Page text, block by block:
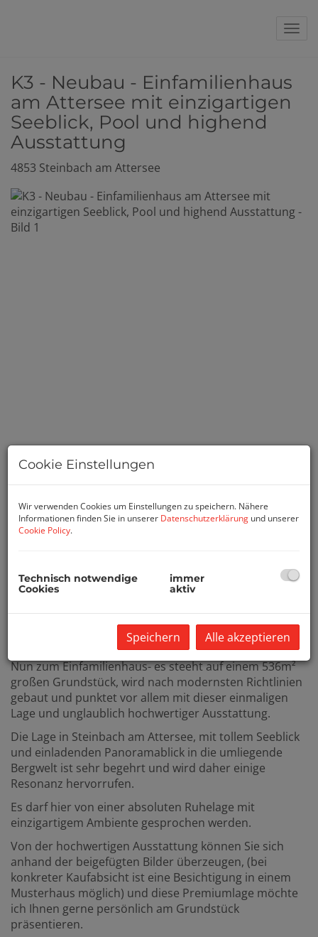
K3 - Neubau - Einfamilienhaus
am Attersee mit einzigartigen
Seeblick, Pool und highend
Ausstattung
4853 Steinbach am Attersee
Beschreibung
Ich darf Ihnen hier ein Projekt der Superlative
vorstellen.
Das Projekt besteht aus einem Einfamilienhaus und auf
dem Nachbargrundstück wird ein Objekt mit drei
Wohneinheiten errichtet.
Nun zum Einfamilienhaus- es steeht auf einem 536m²
großen Grundstück, wird nach modernsten Richtlinien
gebaut und punktet vor allem mit dieser einmaligen
Lage und unglaublich hochwertiger Ausstattung.
Die Lage in Steinbach am Attersee, mit tollem Seeblick
und einladenden Panoramablick in die umliegende
Bergwelt ist sehr begehrt und wird daher einige
Resonanz hervorrufen.
Es darf hier von einer absoluten Ruhelage mit
einzigartigem Ambiente gesprochen werden.
Von der hochwertigen Ausstattung können Sie sich
anhand der beigefügten Bilder überzeugen, (bei
konkreter Kaufabsicht ist eine Besichtigung in einem
Musterhaus möglich) und diese Premiumlage möchte
ich Ihnen gerne persönlich am Grundstück
präsentieren.
Cookie Einstellungen
Wir verwenden Cookies um Einstellungen zu speichern. Nähere
Informationen finden Sie in unserer Datenschutzerklärung und unserer
Cookie Policy.
Technisch notwendige
Cookies
immer
aktiv
Speichern Alle akzeptieren